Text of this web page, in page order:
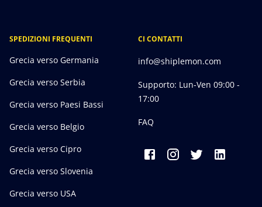
SPEDIZIONI FREQUENTI
Grecia verso Germania
Grecia verso Serbia
Grecia verso Paesi Bassi
Grecia verso Belgio
Grecia verso Cipro
Grecia verso Slovenia
Grecia verso USA
CI CONTATTI
info@shiplemon.com
Supporto: Lun-Ven 09:00 -
17:00
FAQ